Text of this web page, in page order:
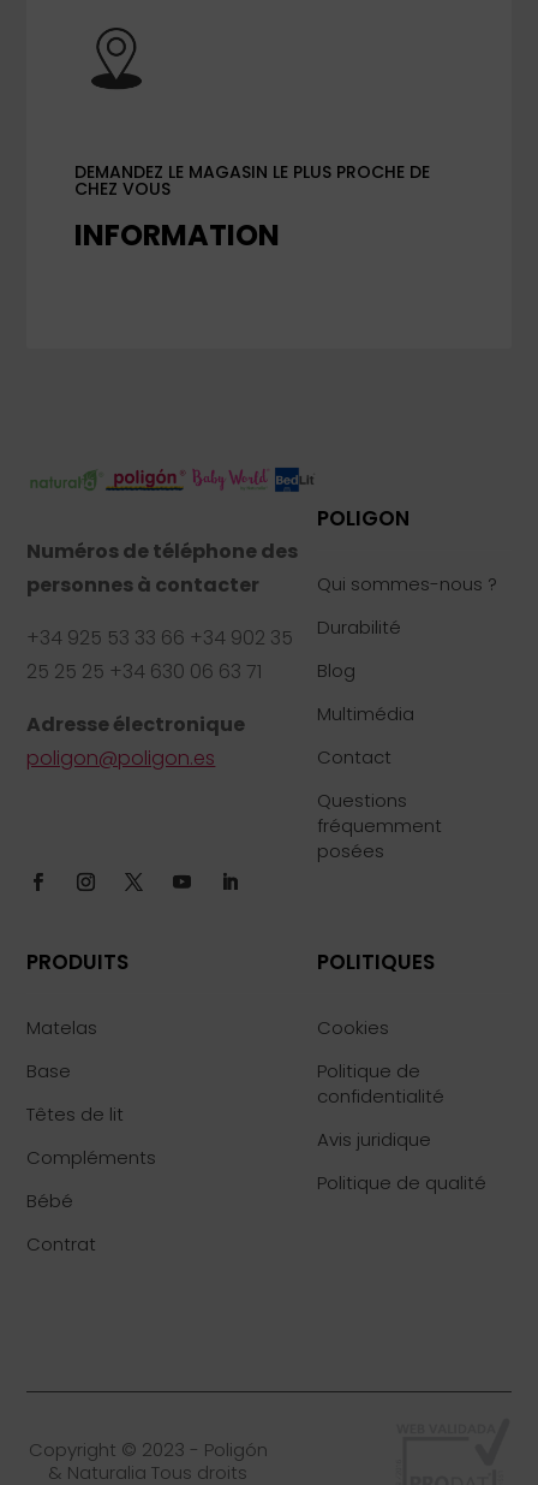
DEMANDEZ LE MAGASIN LE PLUS PROCHE DE
CHEZ VOUS
INFORMATION
Numéros de téléphone des
personnes à contacter
+34 925 53 33 66 +34 902 35
25 25 25 +34 630 06 63 71
Adresse électronique
poligon@poligon.es
POLIGON
Qui sommes-nous ?
Durabilité
Blog
Multimédia
Contact
Questions
fréquemment
posées
PRODUITS
Matelas
Base
Têtes de lit
Compléments
Bébé
Contrat
POLITIQUES
Cookies
Politique de
confidentialité
Avis juridique
Politique de qualité
Copyright © 2023 - Poligón
& Naturalia Tous droits